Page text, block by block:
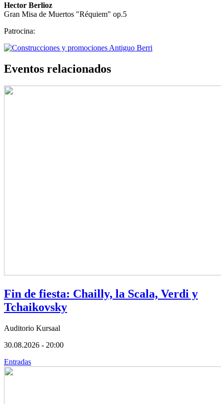
Hector Berlioz
Gran Misa de Muertos "Réquiem" op.5
Patrocina:
Eventos relacionados
Fin de fiesta: Chailly, la Scala, Verdi y
Tchaikovsky
Auditorio Kursaal
30.08.2026 - 20:00
Entradas